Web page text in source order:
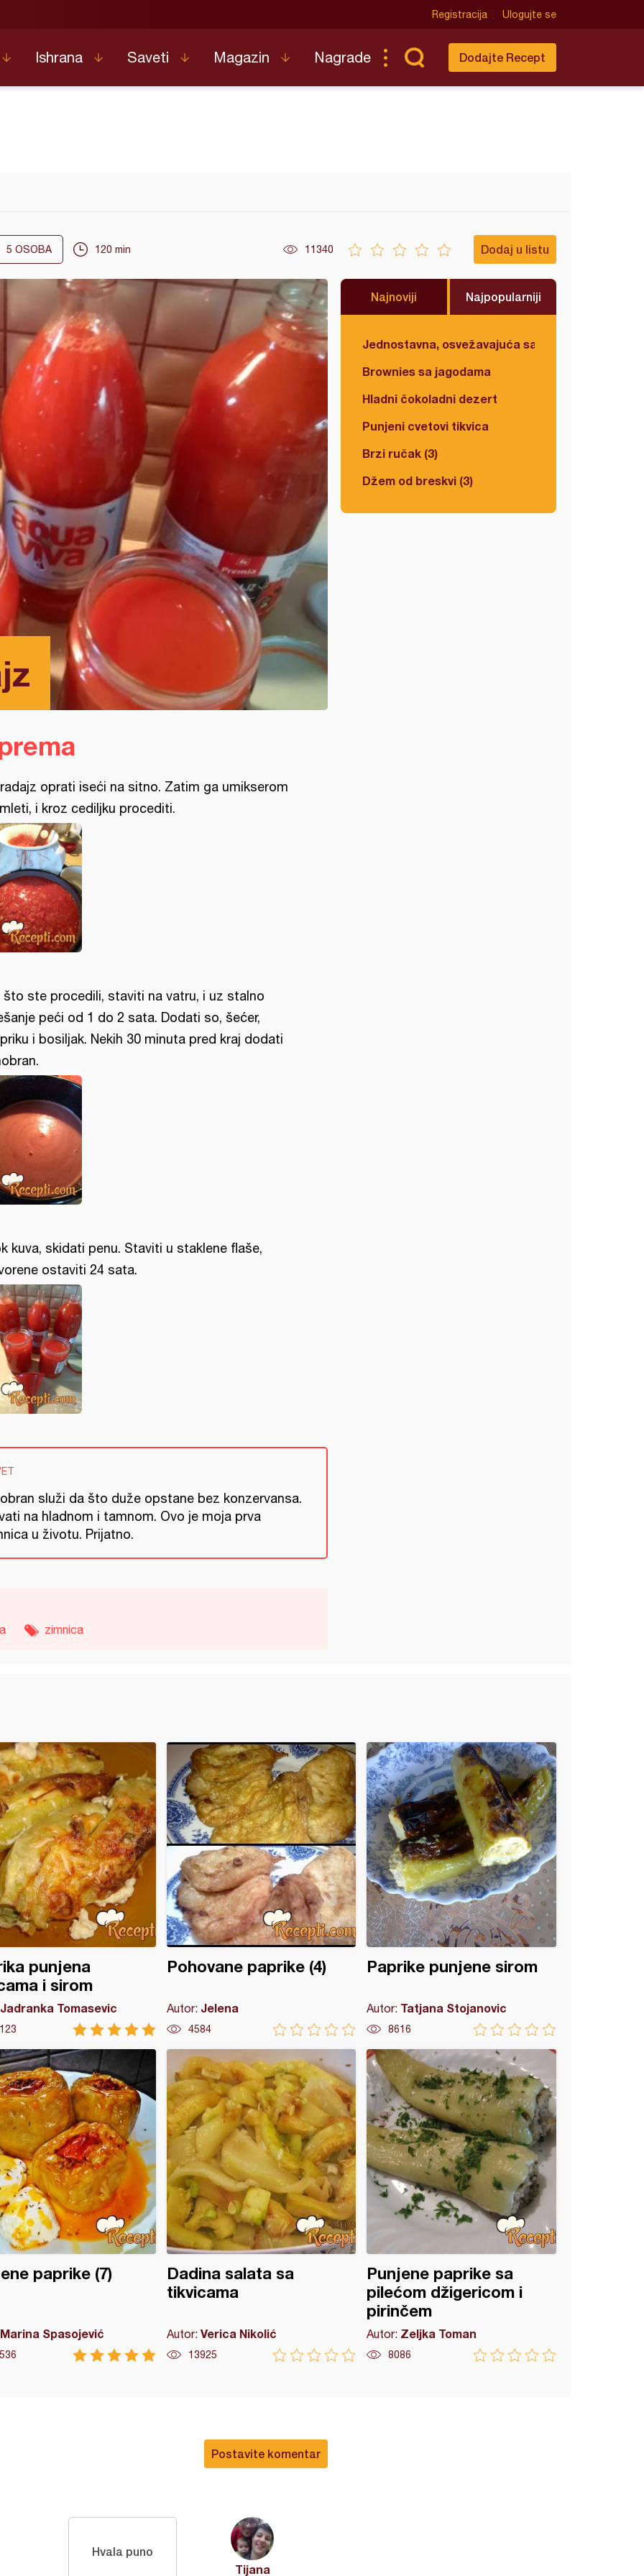
Registracija Ulogujte se
Ishrana Saveti Magazin Nagrade Dodajte Recept
5 OSOBA 120 min 11340 Dodaj u listu
Najnoviji Najpopularniji
Jednostavna, osvežavajuća salata
Brownies sa jagodama
Hladni čokoladni dezert
Punjeni cvetovi tikvica
Brzi ručak (3)
Džem od breskvi (3)
oprati iseći na sitno. Zatim ga umikserom
i kroz cediljku procediti.
što ste procedili, staviti na vatru, i uz stalno
peći od 1 do 2 sata. Dodati so, šećer,
i bosiljak. Nekih 30 minuta pred kraj dodati
kuva, skidati penu. Staviti u staklene flaše,
ostaviti 24 sata.
služi da što duže opstane bez konzervansa.
na hladnom i tamnom. Ovo je moja prva
u životu. Prijatno.
zimnica
punjena
i sirom
Jadranka Tomasevic
Pohovane paprike (4)
Autor: Jelena
4584
Paprike punjene sirom
Autor: Tatjana Stojanovic
8616
paprike (7)
Marina Spasojević
Dadina salata sa
tikvicama
Autor: Verica Nikolić
13925
Punjene paprike sa
pilećom džigericom i
pirinčem
Autor: Zeljka Toman
8086
Postavite komentar
Tijana
Hvala puno